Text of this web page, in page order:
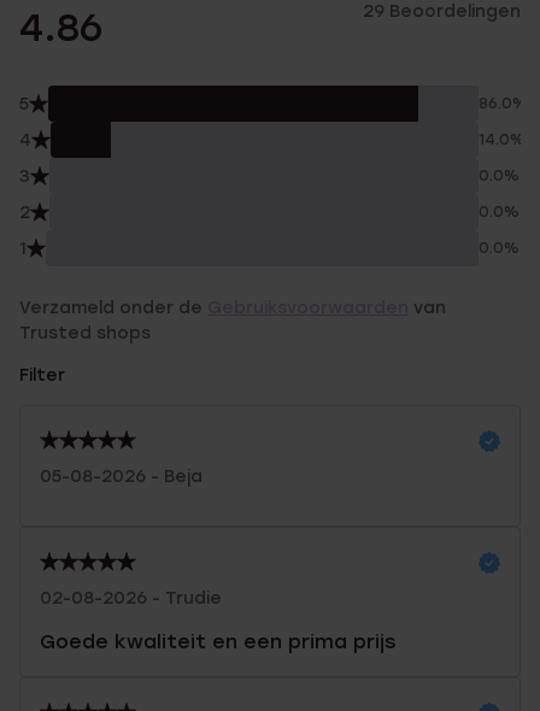
4.86 29 Beoordelingen
5 86.0%
4 14.0%
3 0.0%
2 0.0%
1 0.0%
Verzameld onder de
van
Trusted shops
Filter
05-08-2026 - Beja
02-08-2026 - Trudie
Goede kwaliteit en een prima prijs